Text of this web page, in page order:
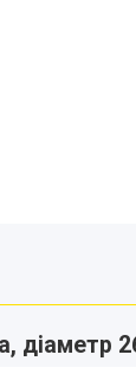
діаметр